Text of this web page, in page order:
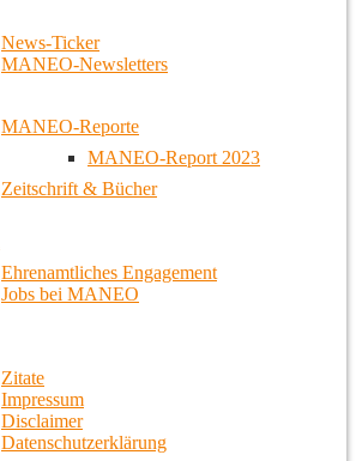
News-Ticker
MANEO-Newsletters
MANEO-Reporte
MANEO-Report 2023
Zeitschrift & Bücher
Ehrenamtliches Engagement
Jobs bei MANEO
Zitate
Impressum
Disclaimer
Datenschutzerklärung